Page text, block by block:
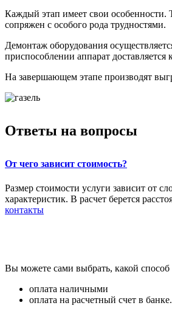
Каждый этап имеет свои особенности.
сопряжен с особого рода трудностями.
Демонтаж оборудования
приспособлении аппарат
На завершающем этапе производят
Ответы на вопросы
От чего зависит стоимость?
Размер стоимости услуги зависит от
характеристик. В расчет берется
контакты
Вы можете сами выбрать, какой способ
оплата наличными
оплата на расчетный счет в банке.